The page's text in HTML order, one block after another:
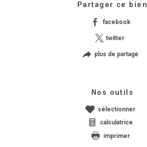
Partager ce bien
facebook
twitter
plus de partage
Nos outils
sélectionner
calculatrice
imprimer